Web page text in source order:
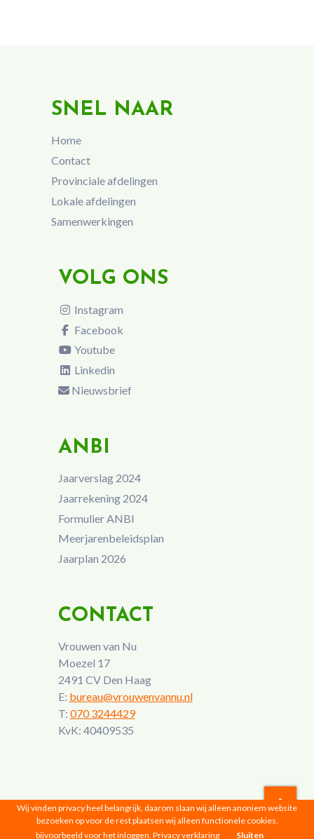
SNEL NAAR
Home
Contact
Provinciale afdelingen
Lokale afdelingen
Samenwerkingen
VOLG ONS
Instagram
Facebook
Youtube
Linkedin
Nieuwsbrief
ANBI
Jaarverslag 2024
Jaarrekening 2024
Formulier ANBI
Meerjarenbeleidsplan
Jaarplan 2026
CONTACT
Vrouwen van Nu
Moezel 17
2491 CV Den Haag
E: bureau@vrouwenvannu.nl
T: 070 3244429
KvK: 40409535
Vrouwen van Nu © 2026 |Privacyverklaring
Wij vinden privacy heel belangrijk, daarom slaan wij alleen anoniem website
bezoeken op voor de rest plaatsen wij alleen functionele cookies,
bijvoorbeeld voor het inloggen. Privacy verklaring Sluiten